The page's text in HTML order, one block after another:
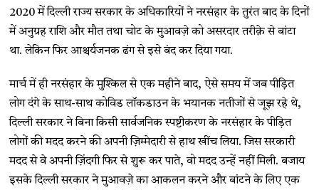
2020 में दिल्ली राज्य सरकार के अधिकारियों ने नरसंहार के तुरंत बाद के दिनों
में अनुग्रह राशि और मौत तथा चोट के मुआवज़े को असरदार तरीक़े से बांटा
था. लेकिन फिर आश्चर्यजनक ढंग से इसे बंद कर दिया गया.
मार्च में ही नरसंहार के मुश्किल से एक महीने बाद, ऐसे समय में जब पीड़ित
लोग दंगे के साथ-साथ कोविड लॉकडाउन के भयानक नतीजों से जूझ रहे थे,
दिल्ली सरकार ने बिना किसी सार्वजनिक स्पष्टीकरण के नरसंहार के पीड़ित
लोगों की मदद करने की अपनी ज़िम्मेदारी से हाथ खींच लिया. जिस सरकारी
मदद से वे अपनी ज़िंदगी फिर से शुरू कर पाते, वो मदद उन्हें नहीं मिली. बजाय
इसके दिल्ली सरकार ने मुआवज़े का आकलन करने और बांटने के लिए एक